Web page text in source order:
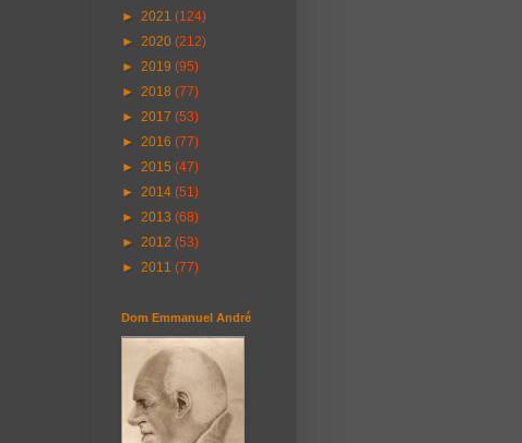
► 2021 (124)
► 2020 (212)
► 2019 (95)
► 2018 (77)
► 2017 (53)
► 2016 (77)
► 2015 (47)
► 2014 (51)
► 2013 (68)
► 2012 (53)
► 2011 (77)
Dom Emmanuel André